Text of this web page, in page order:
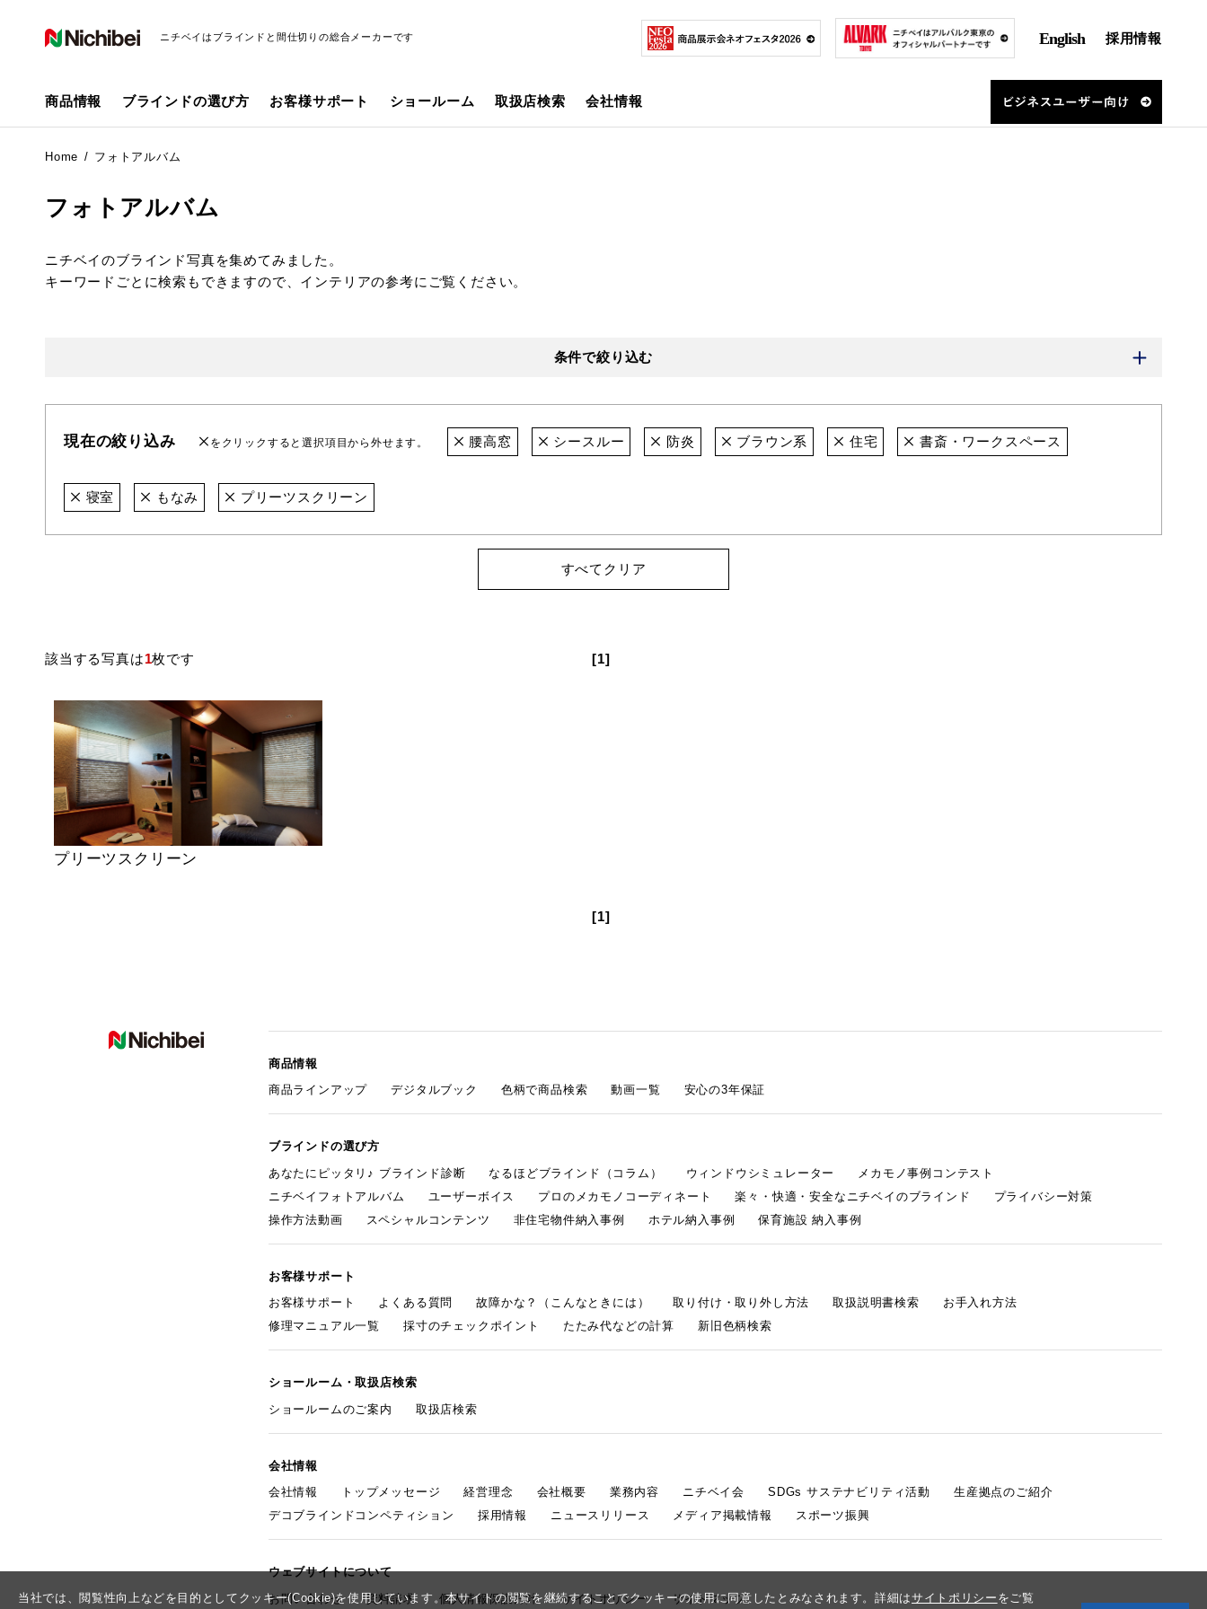
当社では、閲覧性向上などを目的としてクッキー(Cookie)を使用しています。本サイトの閲覧を継続することでクッキーの使用に同意したとみなされます。詳細はサイトポリシー をご覧
ニチベイはブラインドと間仕切りの総合メーカーです English 採用情報
商品情報 ブラインドの選び方 お客様サポート ショールーム 取扱店検索 会社情報
Home フォトアルバム
フォトアルバム
ニチベイのブラインド写真を集めてみました。
キーワードごとに検索もできますので、インテリアの参考にご覧ください。
条件で絞り込む
現在の絞り込み をクリックすると選択項目から外せます。 腰高窓 シースルー 防炎 ブラウン系 住宅 書斎・ワークスペース
寝室 もなみ プリーツスクリーン
すべてクリア
該当する写真は1枚です [1]
プリーツスクリーン
[1]
商品情報
商品ラインアップ
デジタルブック 色柄で商品検索 動画一覧 安心の3年保証
ブラインドの選び方
あなたにピッタリ♪ ブラインド診断
なるほどブラインド（コラム） ウィンドウシミュレーター
メカモノ事例コンテスト
ニチベイフォトアルバム
ユーザーボイス プロのメカモノコーディネート 楽々・快適・安全なニチベイのブラインド
プライバシー対策
操作方法動画
スペシャルコンテンツ 非住宅物件納入事例 ホテル納入事例 保育施設 納入事例
お客様サポート
お客様サポート
よくある質問 故障かな？（こんなときには） 取り付け・取り外し方法 取扱説明書検索
お手入れ方法
修理マニュアル一覧
採寸のチェックポイント たたみ代などの計算 新旧色柄検索
ショールーム・取扱店検索
ショールームのご案内
取扱店検索
会社情報
会社情報
トップメッセージ 経営理念 会社概要 業務内容 ニチベイ会 SDGs サステナビリティ活動
生産拠点のご紹介
デコブラインドコンペティション
採用情報 ニュースリリース メディア掲載情報 スポーツ振興
ウェブサイトについて
お問い合わせ
資料請求 個人情報保護方針 サイトポリシー サイトマップ